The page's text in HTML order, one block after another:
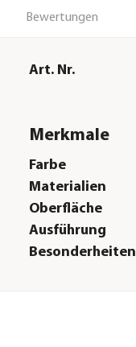
Bewertungen
Art. Nr.
Merkmale
Farbe
Materialien
Oberfläche
Ausführung
Besonderheiten